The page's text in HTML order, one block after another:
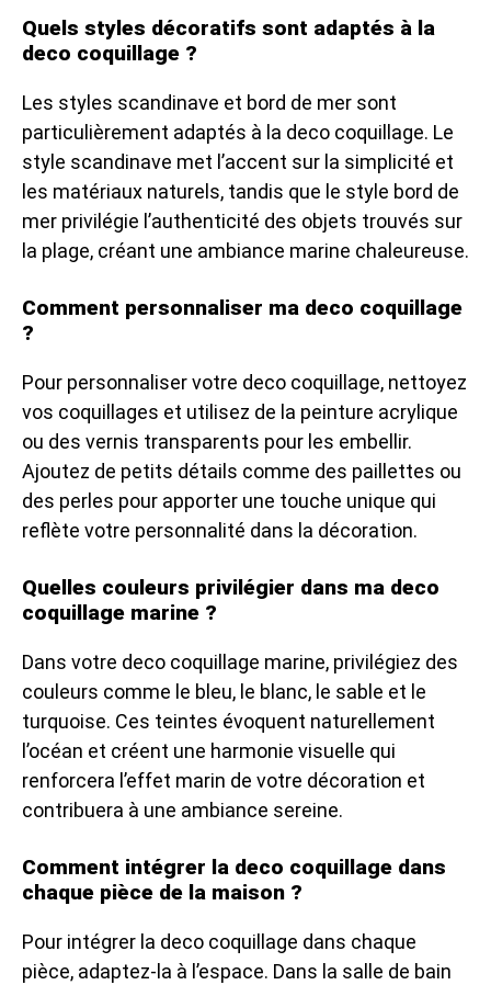
Quels styles décoratifs sont adaptés à la
deco coquillage ?
Les styles scandinave et bord de mer sont
particulièrement adaptés à la deco coquillage. Le
style scandinave met l’accent sur la simplicité et
les matériaux naturels, tandis que le style bord de
mer privilégie l’authenticité des objets trouvés sur
la plage, créant une ambiance marine chaleureuse.
Comment personnaliser ma deco coquillage
?
Pour personnaliser votre deco coquillage, nettoyez
vos coquillages et utilisez de la peinture acrylique
ou des vernis transparents pour les embellir.
Ajoutez de petits détails comme des paillettes ou
des perles pour apporter une touche unique qui
reflète votre personnalité dans la décoration.
Quelles couleurs privilégier dans ma deco
coquillage marine ?
Dans votre deco coquillage marine, privilégiez des
couleurs comme le bleu, le blanc, le sable et le
turquoise. Ces teintes évoquent naturellement
l’océan et créent une harmonie visuelle qui
renforcera l’effet marin de votre décoration et
contribuera à une ambiance sereine.
Comment intégrer la deco coquillage dans
chaque pièce de la maison ?
Pour intégrer la deco coquillage dans chaque
pièce, adaptez-la à l’espace. Dans la salle de bain